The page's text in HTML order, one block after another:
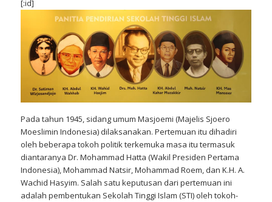
[:id]
Pada tahun 1945, sidang umum Masjoemi (Majelis Sjoero
Moeslimin Indonesia) dilaksanakan. Pertemuan itu dihadiri
oleh beberapa tokoh politik terkemuka masa itu termasuk
diantaranya Dr. Mohammad Hatta (Wakil Presiden Pertama
Indonesia), Mohammad Natsir, Mohammad Roem, dan K.H. A.
Wachid Hasyim. Salah satu keputusan dari pertemuan ini
adalah pembentukan Sekolah Tinggi Islam (STI) oleh tokoh-